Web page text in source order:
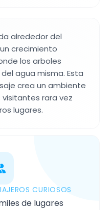
alrededor del
crecimiento
los arboles
agua misma. Esta
crea un ambiente
visitantes rara vez
lugares.
CURIOSOS
de lugares